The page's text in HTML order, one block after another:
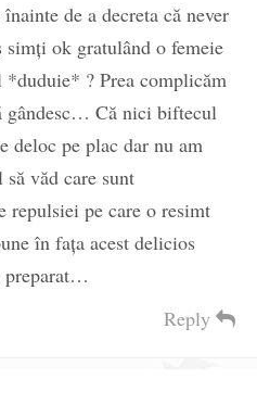
de a decreta că never
simţi ok gratulând o femeie
*duduie* ? Prea complicăm
gândesc… Că nici biftecul
deloc pe plac dar nu am
văd care sunt
repulsiei pe care o resimt
în faţa acest delicios
preparat…
Reply